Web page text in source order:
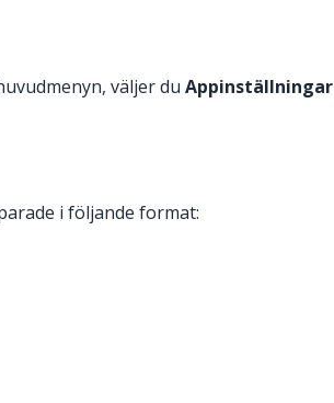
väljer du Appinställningar
i följande format: